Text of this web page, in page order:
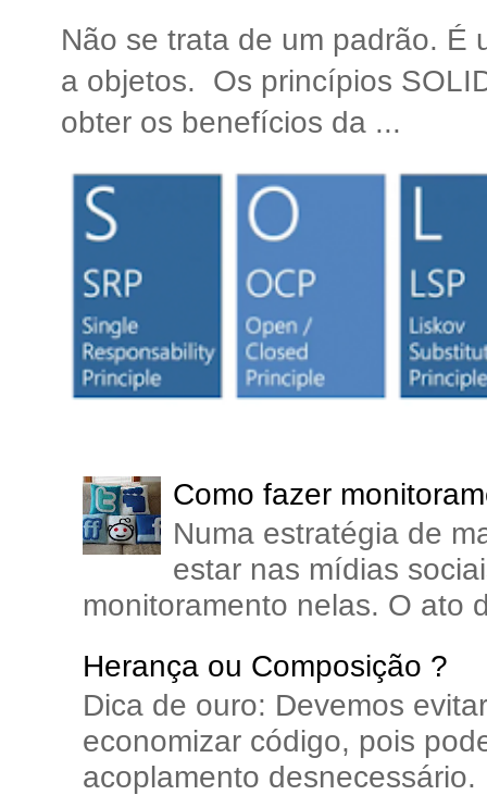
Não se trata de um padrão. É
a objetos. Os princípios
obter os benefícios da ...
Como fazer
Numa estratégia de
estar nas mídias
monitoramento nelas. O ato
Herança ou Composição ?
Dica de ouro: Devemos
economizar código, pois
acoplamento